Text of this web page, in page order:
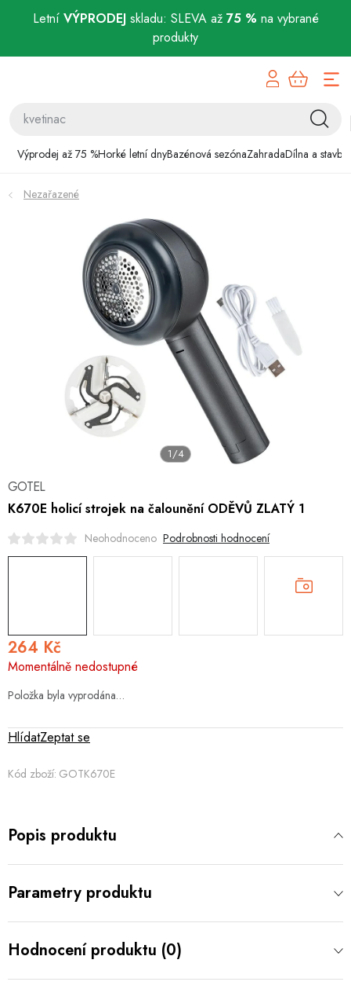
Letní VÝPRODEJskladu: SLEVA až 75 % na vybrané
produkty
Výprodej až 75 %Horké letní dnyBazénová sezónaZahradaDílna a stavba
Bazénová sezóna
Zahrada
Dílna a stavba
Domácnost
Chovatelské potřeby
Dětské zboží a hračky
Půjčovna Kontaktuje nás Obchodní podmínky Vrácení a reklamace
Nezařazené
264 Kč
cena:
Položka byla vyprodána…
Momentálně nedostupné
Kód zboží: GOTK670E
Zeptat se
Hlídat
GOTEL
K670E holicí strojek na čalounění ODĚVŮ ZLATÝ 1
Neohodnoceno Podrobnosti hodnocení
1/4
Popis produktu
Parametry produktu
Hodnocení produktu (0)